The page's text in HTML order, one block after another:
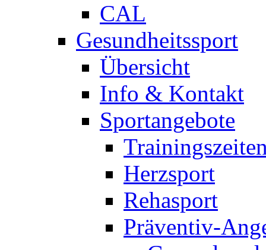
CAL
Gesundheitssport
Übersicht
Info & Kontakt
Sportangebote
Herzsport
Rehasport
Präventiv-